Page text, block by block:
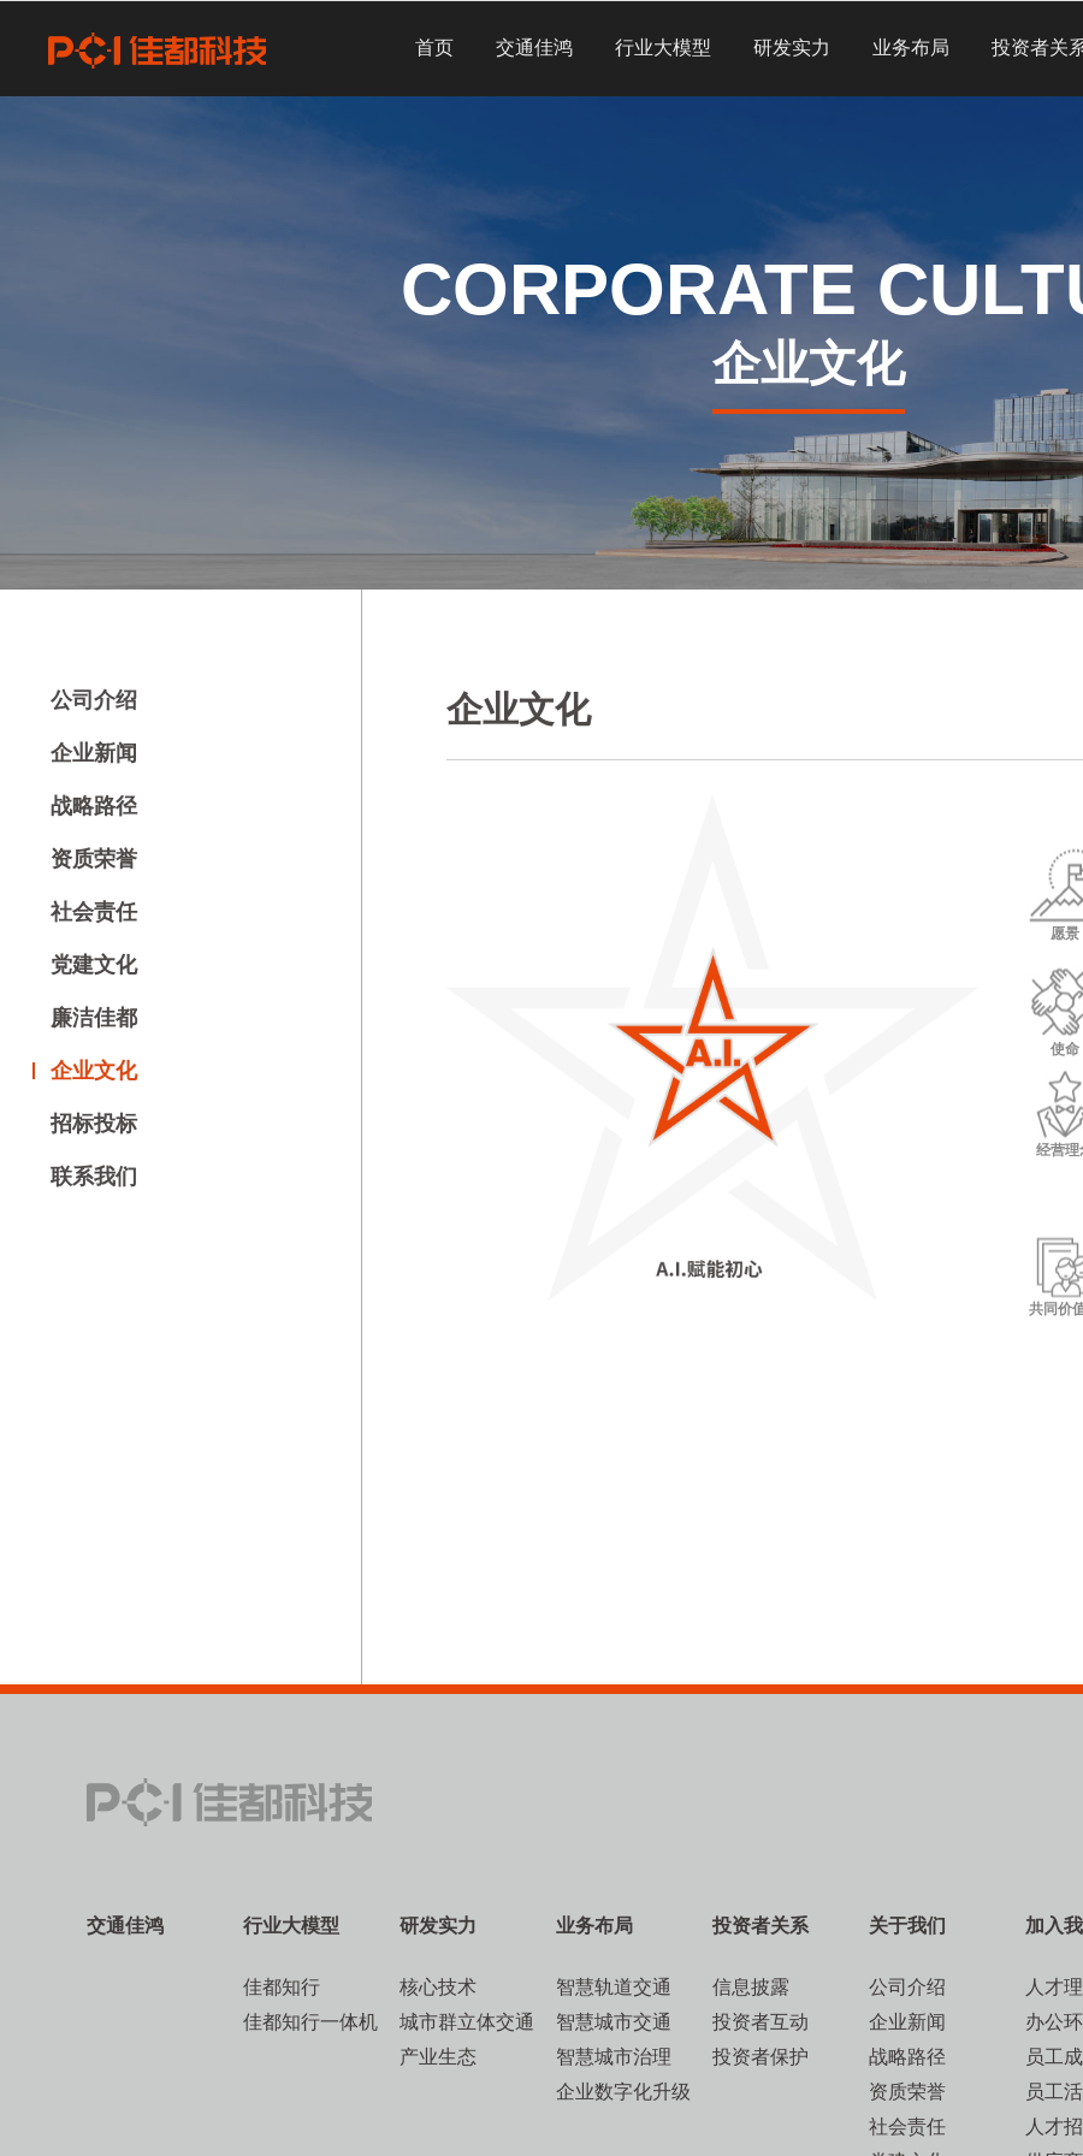
首页 交通佳鸿 行业大模型 研发实力 业务布局 投资者关
CORPORATE
企业文化
公司介绍
企业新闻
战略路径
资质荣誉
社会责任
党建文化
廉洁佳都
企业文化
招标投标
联系我们
企业文化
愿景
使命
经营理
共同价
交通佳鸿 行业大模型
佳都知行
佳都知行一体机
研发实力
核心技术
城市群立体交通
产业生态
业务布局
智慧轨道交通
智慧城市交通
智慧城市治理
企业数字化升级
投资者关系
信息披露
投资者互动
投资者保护
关于我们
公司介绍
企业新闻
战略路径
资质荣誉
社会责任
加入
人才
办公
员工
员工
人才